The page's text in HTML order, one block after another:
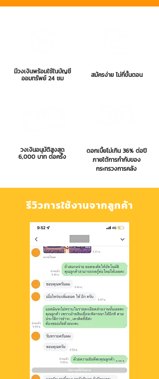
มีวงเงินพร้อมใช้ในบัญชี
ออมทรัพย์ 24 ชม สมัครง่าย ไม่กี่ขั้นตอน
วงเงินอนุมัติสูงสุด
6,000 บาท ต่อครั้ง
ดอกเบี้ยไม่เกิน 36% ต่อปี
ภายใต้การกำกับของ
กระทรวงการคลัง
รีวิวการใช้งานจากลูกค้า